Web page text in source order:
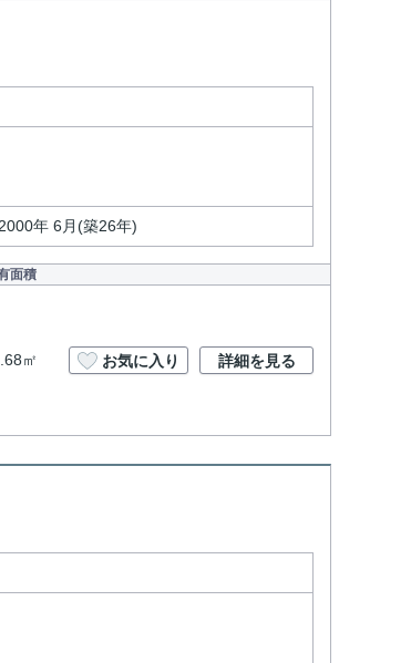
2000年 6月(築26年)
面積
㎡ お気に入り 詳細を見る